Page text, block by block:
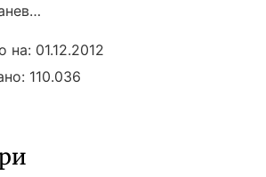
на: 01.12.2012
110.036